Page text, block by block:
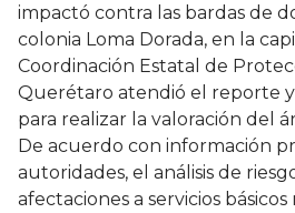
impactó contra las bardas de
colonia Loma Dorada, en la
Coordinación Estatal de
Querétaro atendió el reporte
para realizar la valoración del
De acuerdo con información
autoridades, el análisis de
afectaciones a servicios básicos